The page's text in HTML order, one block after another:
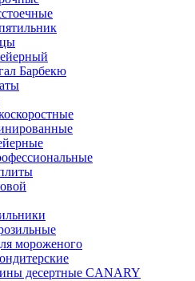
Барбекю
мороженого
десертные CANARY